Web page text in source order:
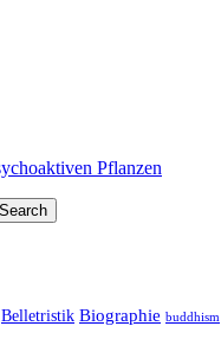
Pflanzen
Belletristik Biographie buddhism